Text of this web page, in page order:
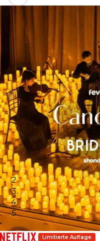
Limitierte Auflage